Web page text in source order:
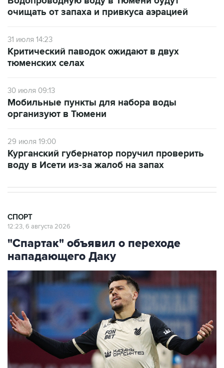
очищать от запаха и привкуса аэрацией
31 июля 14:23
Критический паводок ожидают в двух
тюменских селах
30 июля 09:13
Мобильные пункты для набора воды
организуют в Тюмени
29 июля 19:00
Курганский губернатор поручил проверить
воду в Исети из-за жалоб на запах
СПОРТ
12:23, 6 августа 2026
"Спартак" объявил о переходе
нападающего Даку